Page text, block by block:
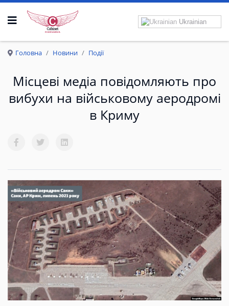
РОЗПРАВКРИЛА
Ukrainian
Головна Новини Події
Місцеві медіа повідомляють про
вибухи на військовому аеродромі
в Криму